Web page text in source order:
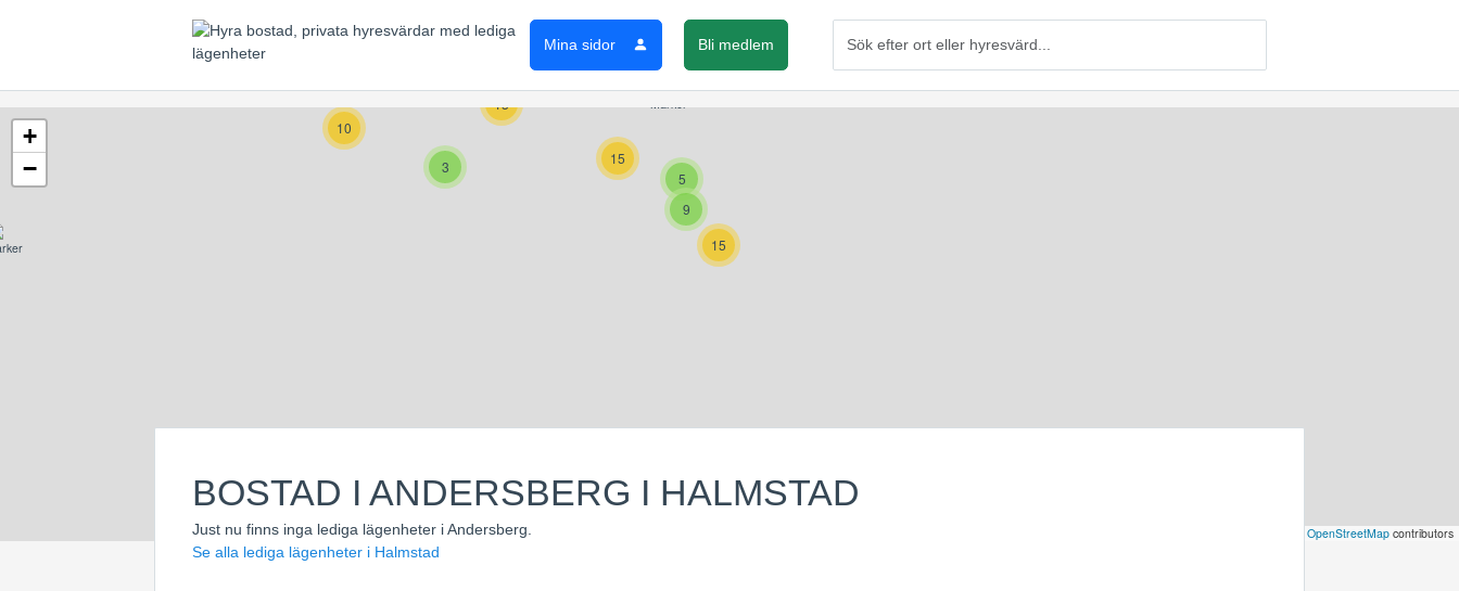
Mina sidor Bli medlem
10
13
3
4
15
5
9
15
+
−
OpenStreetMap contributors
BOSTAD I ANDERSBERG I HALMSTAD
Just nu finns inga lediga lägenheter i Andersberg.
Se alla lediga lägenheter i Halmstad